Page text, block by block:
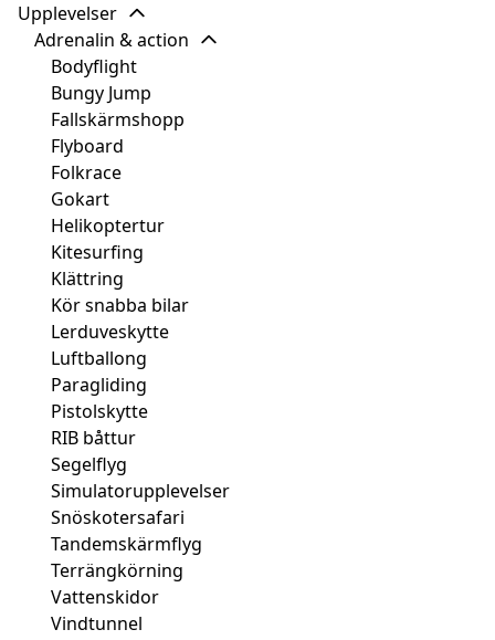
Upplevelser
Adrenalin & action
Bodyflight
Bungy Jump
Fallskärmshopp
Flyboard
Folkrace
Gokart
Helikoptertur
Kitesurfing
Klättring
Kör snabba bilar
Lerduveskytte
Luftballong
Paragliding
Pistolskytte
RIB båttur
Segelflyg
Simulatorupplevelser
Snöskotersafari
Tandemskärmflyg
Terrängkörning
Vattenskidor
Vindtunnel